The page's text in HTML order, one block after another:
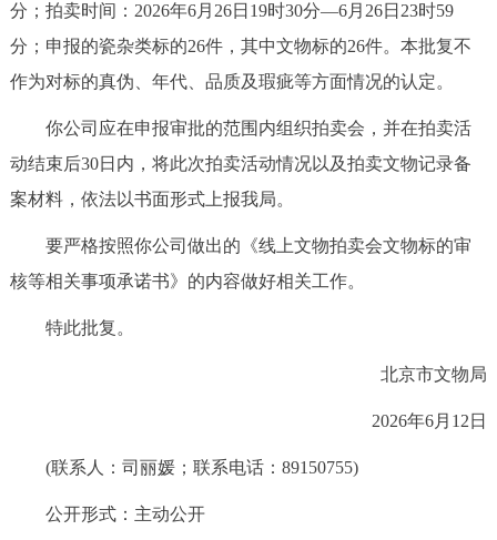
分；拍卖时间：2026年6月26日19时30分—6月26日23时59
分；申报的瓷杂类标的26件，其中文物标的26件。本批复不
作为对标的真伪、年代、品质及瑕疵等方面情况的认定。
你公司应在申报审批的范围内组织拍卖会，并在拍卖活
动结束后30日内，将此次拍卖活动情况以及拍卖文物记录备
案材料，依法以书面形式上报我局。
要严格按照你公司做出的《线上文物拍卖会文物标的审
核等相关事项承诺书》的内容做好相关工作。
特此批复。
北京市文物局
2026年6月12日
(联系人：司丽媛；联系电话：89150755)
公开形式：主动公开